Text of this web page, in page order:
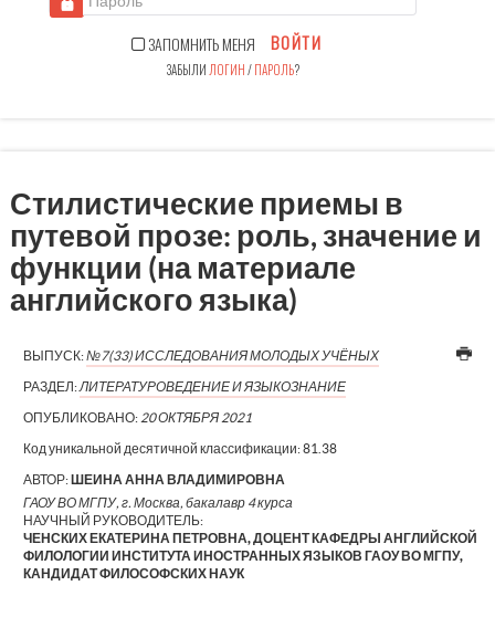
ЗАПОМНИТЬ МЕНЯ ВОЙТИ
ЗАБЫЛИ ЛОГИН/ПАРОЛЬ?
Стилистические приемы в
путевой прозе: роль, значение и
функции (на материале
английского языка)
ВЫПУСК:№7(33) ИССЛЕДОВАНИЯ МОЛОДЫХ УЧЁНЫХ
РАЗДЕЛ:ЛИТЕРАТУРОВЕДЕНИЕ И ЯЗЫКОЗНАНИЕ
ОПУБЛИКОВАНО: 20 ОКТЯБРЯ 2021
Код уникальной десятичной классификации:81.38
АВТОР:ШЕИНА АННА ВЛАДИМИРОВНА
ГАОУ ВО МГПУ, г. Москва, бакалавр 4 курса
НАУЧНЫЙ РУКОВОДИТЕЛЬ:
ЧЕНСКИХ ЕКАТЕРИНА ПЕТРОВНА, ДОЦЕНТ КАФЕДРЫ АНГЛИЙСКОЙ
ФИЛОЛОГИИ ИНСТИТУТА ИНОСТРАННЫХ ЯЗЫКОВ ГАОУ ВО МГПУ,
КАНДИДАТ ФИЛОСОФСКИХ НАУК